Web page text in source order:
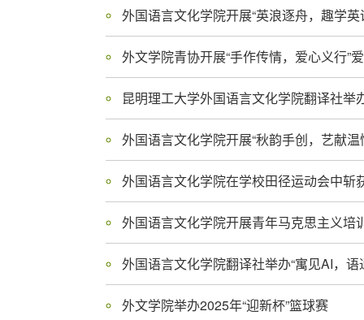
外文学院举办2025年“迎新杯”篮球赛